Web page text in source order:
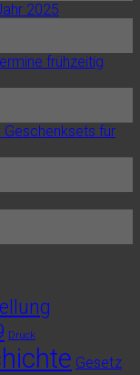
2025
frühzeitig
für
Druck
Gesetz